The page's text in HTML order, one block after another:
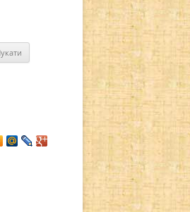
СВЯТІ ІРАНУ (ПЕРСІЇ)